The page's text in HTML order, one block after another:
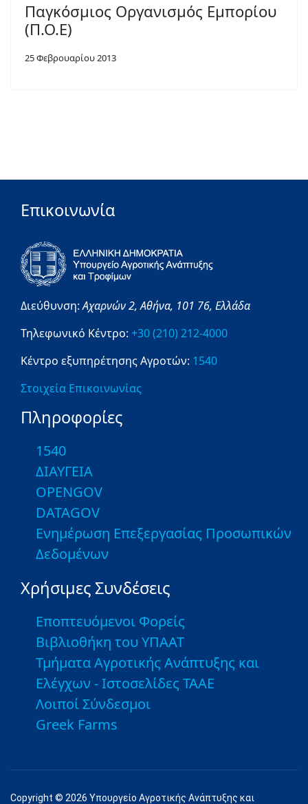
Παγκόσμιος Οργανισμός Εμπορίου
(Π.Ο.Ε)
25 Φεβρουαρίου 2013
Επικοινωνία
Διεύθυνση:Αχαρνών 2,Αθήνα, 101 76, Ελλάδα
Τηλεφωνικό Κέντρο: +30 (210) 212-4000
Κέντρο εξυπηρέτησης Αγροτών: 1540
Στοιχεία Επικοινωνίας
Πληροφορίες
1540
ΔΙΑΥΓΕΙΑ
OPENGOV
DATAGOV
Ενημέρωση Επεξεργασίας Προσωπικών
Δεδομένων
Χρήσιμες Συνδέσεις
Εποπτευόμενοι Φορείς
Βιβλιοθήκη του ΥΠΑΑΤ
Τμήματα Αγροτικής Ανάπτυξης και
Ελέγχων - Ιστοσελίδες ΤΑΑΕ
Λοιποί Σύνδεσμοι
Greek Farms
Copyright © 2026 Υπουργείο Αγροτικής Ανάπτυξης και